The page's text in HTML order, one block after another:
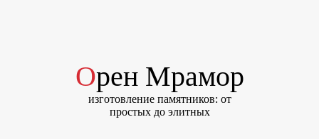
Орен Мрамор
изготовление памятников: от
простых до элитных